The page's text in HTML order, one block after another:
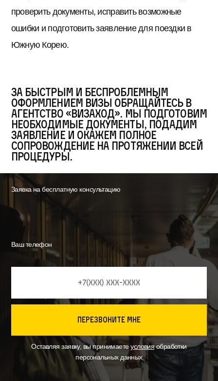
проверить документы, исправить возможные
ошибки и подготовить заявление для поездки в
Южную Корею.
За быстрым и беспроблемным
оформлением визы обращайтесь в
агентство «Визаход». Мы подготовим
необходимые документы, подадим
заявление и окажем полное
сопровождение на протяжении всей
процедуры.
Заявка на бесплатную консультацию
Ваш телефон
перезвоните мне
Оставляя заявку, вы принимаетеусловияобработки
персональных данных